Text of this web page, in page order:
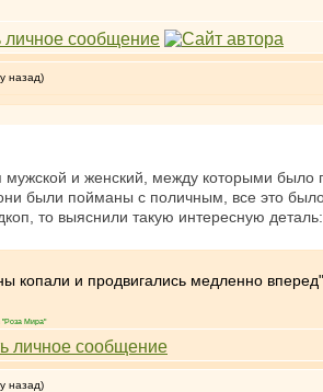
назад)
мужской и женский, между которыми
были пойманы с поличным, все это
то выяснили такую интересную
копали и продвигались медленно вперед"
"Роза Мира"
назад)